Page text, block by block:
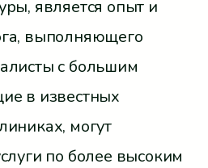
является опыт и
выполняющего
с большим
в известных
могут
по более высоким